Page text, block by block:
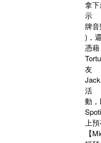
拿
示
牌
)，
憑
友
活
動
上
【